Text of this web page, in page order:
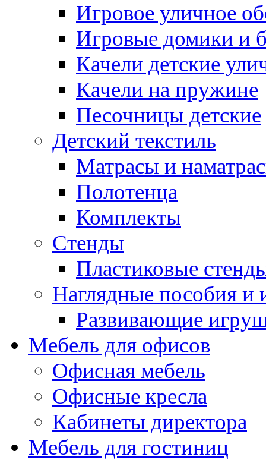
Игровое уличное
Игровые домики и
Качели детские
Качели на пружине
Песочницы детские
Детский текстиль
Матрасы и
Полотенца
Комплекты
Стенды
Пластиковые
Наглядные пособия и
Развивающие
Мебель для офисов
Офисная мебель
Офисные кресла
Кабинеты директора
Мебель для гостиниц